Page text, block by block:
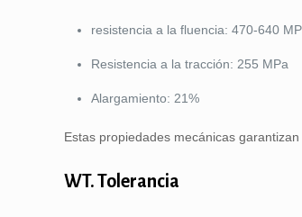
resistencia a la fluencia: 470-640
Resistencia a la tracción: 255 MPa
Alargamiento: 21%
Estas propiedades mecánicas
WT. Tolerancia